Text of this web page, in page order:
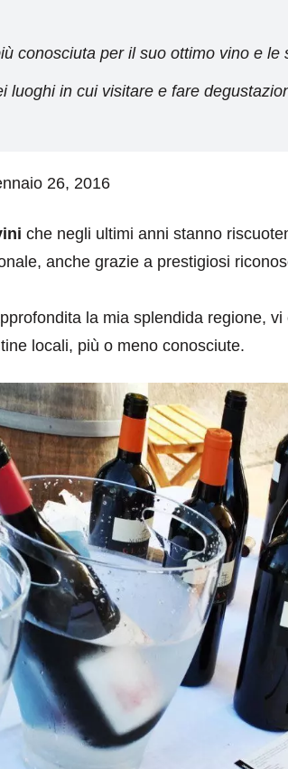
conosciuta per il suo ottimo vino e le
luoghi in cui visitare e fare
26, 2016
che negli ultimi anni stanno
anche grazie a prestigiosi
la mia splendida regione, vi
locali, più o meno conosciute.